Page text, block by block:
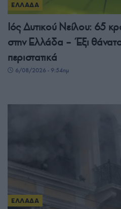
ΕΛΛΑΔΑ
Ιός Δυτικού Νείλου: 65
στην Ελλάδα – Έξι
περιστατικά
6/08/2026 - 9:54πμ
ΕΛΛΑΔΑ